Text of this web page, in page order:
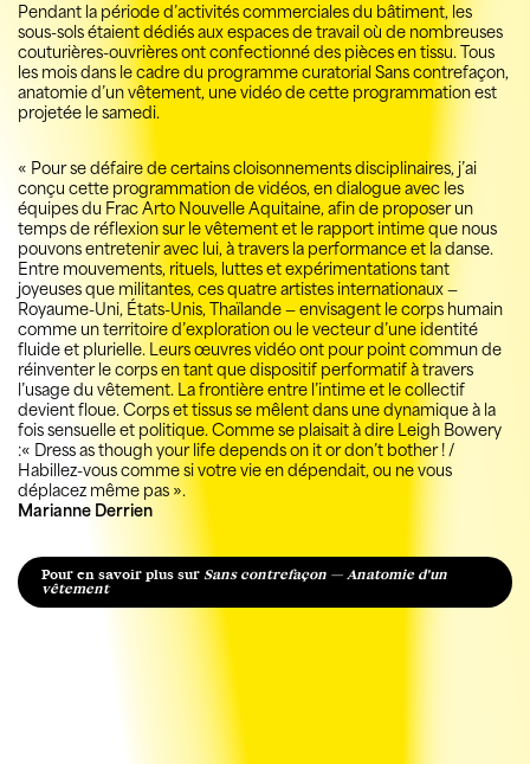
Pendant la période d’activités commerciales du bâtiment, les
sous-sols étaient dédiés aux espaces de travail où de nombreuses
couturières-ouvrières ont confectionné des pièces en tissu. Tous
les mois dans le cadre du programme curatorial Sans contrefaçon,
anatomie d’un vêtement, une vidéo de cette programmation est
projetée le samedi.
« Pour se défaire de certains cloisonnements disciplinaires, j’ai
conçu cette programmation de vidéos, en dialogue avec les
équipes du Frac Arto Nouvelle Aquitaine, afin de proposer un
temps de réflexion sur le vêtement et le rapport intime que nous
pouvons entretenir avec lui, à travers la performance et la danse.
Entre mouvements, rituels, luttes et expérimentations tant
joyeuses que militantes, ces quatre artistes internationaux —
Royaume-Uni, États-Unis, Thaïlande — envisagent le corps humain
comme un territoire d’exploration ou le vecteur d’une identité
fluide et plurielle. Leurs œuvres vidéo ont pour point commun de
réinventer le corps en tant que dispositif performatif à travers
l’usage du vêtement. La frontière entre l’intime et le collectif
devient floue. Corps et tissus se mêlent dans une dynamique à la
fois sensuelle et politique. Comme se plaisait à dire Leigh Bowery
:« Dress as though your life depends on it or don’t bother ! /
Habillez-vous comme si votre vie en dépendait, ou ne vous
déplacez même pas ».
Marianne Derrien
Pour en savoir plus sur Sans contrefaçon — Anatomie d'un
vêtement